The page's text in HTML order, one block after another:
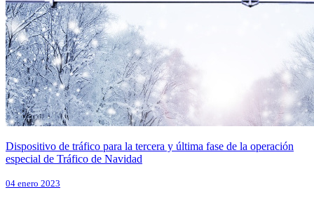
Dispositivo de tráfico para la tercera y última fase de la operación
especial de Tráfico de Navidad
04 enero 2023